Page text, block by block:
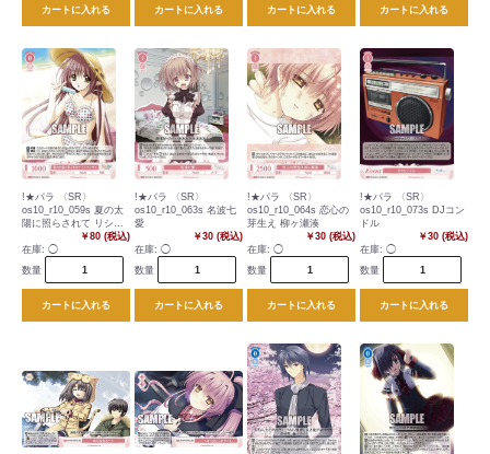
カートに入れる カートに入れる カートに入れる カートに入れる
!★パラ 〈SR〉
os10_r10_059s 夏の太
陽に照らされて リシア
￥80 (税込)
在庫: ◯
数量
カートに入れる
!★パラ 〈SR〉
os10_r10_063s 名波七
愛
￥30 (税込)
在庫: ◯
数量
カートに入れる
!★パラ 〈SR〉
os10_r10_064s 恋心の
芽生え 柳ヶ瀬湊
￥30 (税込)
在庫: ◯
数量
カートに入れる
!★パラ 〈SR〉
os10_r10_073s DJコン
ドル
￥30 (税込)
在庫: ◯
数量
カートに入れる